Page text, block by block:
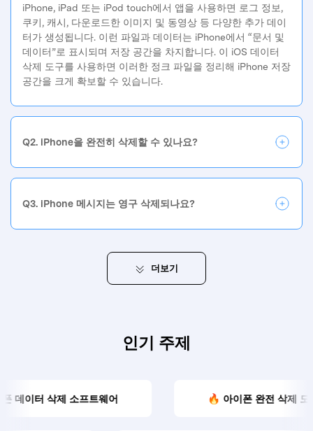
iPhone, iPad 또는 iPod touch에서 앱을 사용하면 로그 정보,
쿠키, 캐시, 다운로드한 이미지 및 동영상 등 다양한 추가 데이
터가 생성됩니다. 이런 파일과 데이터는 iPhone에서 “문서 및
데이터”로 표시되며 저장 공간을 차지합니다. 이 iOS 데이터
삭제 도구를 사용하면 이러한 정크 파일을 정리해 iPhone 저장
공간을 크게 확보할 수 있습니다.
Q2. iPhone을 완전히 삭제할 수 있나요?
Q3. iPhone 메시지는 영구 삭제되나요?
더보기
인기 주제
🔥 데이터 삭제 소프트웨어 🔥 아이폰 데이터